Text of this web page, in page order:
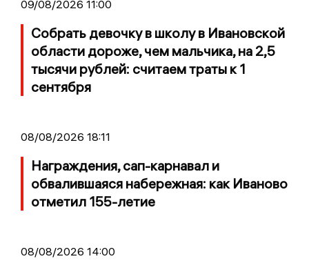
09/08/2026 11:00
Собрать девочку в школу в Ивановской
области дороже, чем мальчика, на 2,5
тысячи рублей: считаем траты к 1
сентября
08/08/2026 18:11
Награждения, сап-карнавал и
обвалившаяся набережная: как Иваново
отметил 155-летие
08/08/2026 14:00